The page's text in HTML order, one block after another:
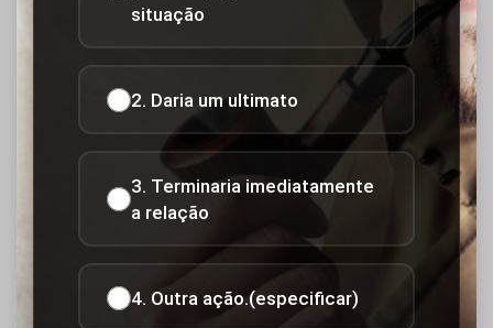
situação
2. Daria um ultimato
3. Terminaria imediatamente
a relação
4. Outra ação.(especificar)